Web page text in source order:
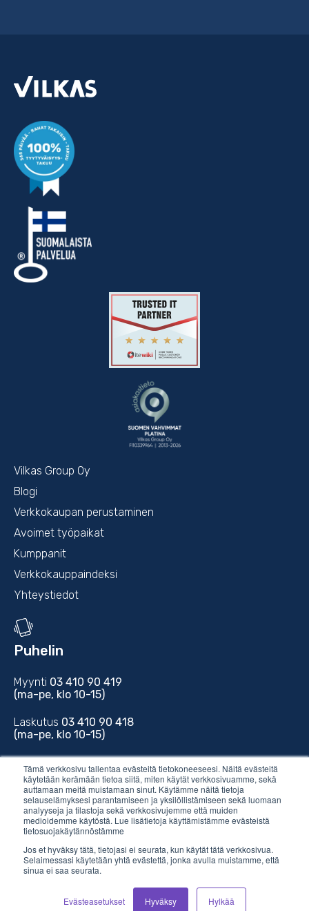
Tämä verkkosivu tallentaa evästeitä tietokoneeseesi. Näitä evästeitä
käytetään kerämään tietoa siitä, miten käytät verkkosivuamme, sekä
auttamaan meitä muistamaan sinut. Käytämme näitä tietoja
selauselämyksesi parantamiseen ja yksilöllistämiseen sekä luomaan
analyyseja ja tilastoja sekä verkkosivujemme että muiden
medioidemme käytöstä. Lue lisätietoja käyttämistämme evästeistä
tietosuojakäytännöstämme
Jos et hyväksy tätä, tietojasi ei seurata, kun käytät tätä verkkosivua.
Selaimessasi käytetään yhtä evästettä, jonka avulla muistamme, että
sinua ei saa seurata.
Evästeasetukset Hyväksy Hylkää
Vilkas Group Oy
Blogi
Verkkokaupan perustaminen
Avoimet työpaikat
Kumppanit
Verkkokauppaindeksi
Yhteystiedot
Puhelin
Myynti 03 410 90 419
(ma-pe, klo 10-15)
Laskutus 03 410 90 418
(ma-pe, klo 10-15)
(ma-to, klo 10-16)
Sähköposti